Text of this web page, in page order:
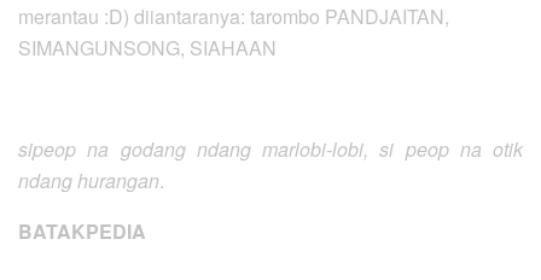
merantau :D) diiantaranya: tarombo PANDJAITAN,
SIMANGUNSONG, SIAHAAN
sipeop na godang ndang marlobi-lobi, si peop na otik
ndang hurangan.
BATAKPEDIA